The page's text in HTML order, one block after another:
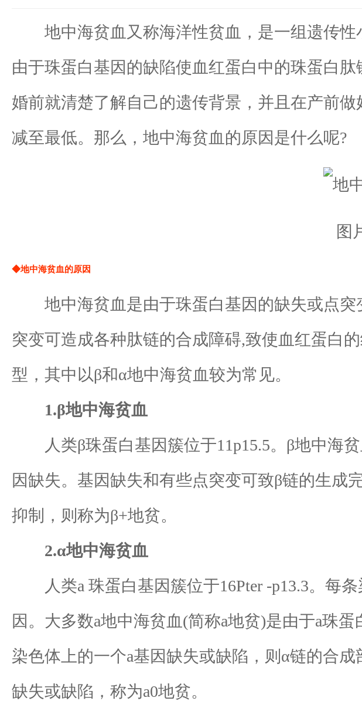
地中海贫血又称海洋性贫血，是一组遗传性
由于珠蛋白基因的缺陷使血红蛋白中的珠蛋白
婚前就清楚了解自己的遗传背景，并且在产前
减至最低。那么，地中海贫血的原因是什么呢?
图
◆地中海贫血的原因
地中海贫血是由于珠蛋白基因的缺失或点突
突变可造成各种肽链的合成障碍,致使血红蛋白
型，其中以β和α地中海贫血较为常见。
1.β地中海贫血
人类β珠蛋白基因簇位于11p15.5。β地中海贫
因缺失。基因缺失和有些点突变可致β链的生成
抑制，则称为β+地贫。
2.α地中海贫血
人类a 珠蛋白基因簇位于16Pter -p13.3。每条
因。大多数a地中海贫血(简称a地贫)是由于a珠
染色体上的一个a基因缺失或缺陷，则α链的合
缺失或缺陷，称为a0地贫。